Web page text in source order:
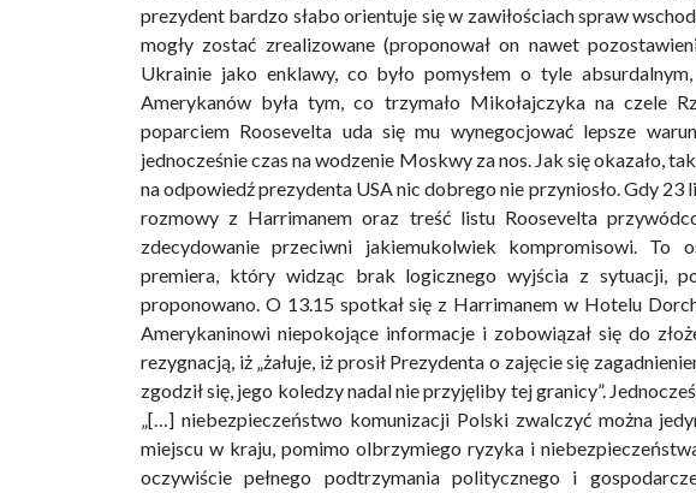
prezydent bardzo słabo orientuje się w zawiłościach spraw
mogły zostać zrealizowane (proponował on nawet
Ukrainie jako enklawy, co było pomysłem o tyle
Amerykanów była tym, co trzymało Mikołajczyka na czele
poparciem Roosevelta uda się mu wynegocjować lepsze
jednocześnie czas na wodzenie Moskwy za nos. Jak się okazało,
na odpowiedź prezydenta USA nic dobrego nie przyniosło. Gdy
rozmowy z Harrimanem oraz treść listu Roosevelta
zdecydowanie przeciwni jakiemukolwiek kompromisowi. To
premiera, który widząc brak logicznego wyjścia z sytuacji,
proponowano. O 13.15 spotkał się z Harrimanem w Hotelu
Amerykaninowi niepokojące informacje i zobowiązał się do
rezygnacją, iż „żałuje, iż prosił Prezydenta o zajęcie się
zgodził się, jego koledzy nadal nie przyjęliby tej granicy”.
„[…] niebezpieczeństwo komunizacji Polski zwalczyć można
miejscu w kraju, pomimo olbrzymiego ryzyka i
oczywiście pełnego podtrzymania politycznego i